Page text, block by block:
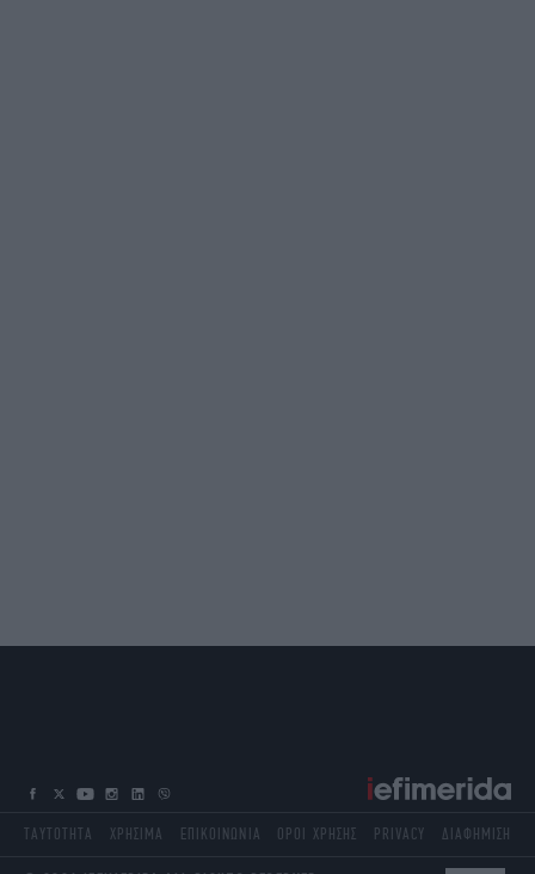
ΤΑΥΤΟΤΗΤΑ ΧΡΗΣΙΜΑ ΕΠΙΚΟΙΝΩΝΙΑ ΟΡΟΙ ΧΡΗΣΗΣ PRIVACY ΔΙΑΦΗΜΙΣΗ